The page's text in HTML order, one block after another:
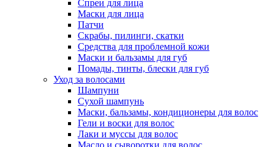
Спреи для лица
Маски для лица
Патчи
Скрабы, пилинги, скатки
Средства для проблемной кожи
Маски и бальзамы для губ
Помады, тинты, блески для губ
Уход за волосами
Шампуни
Сухой шампунь
Маски, бальзамы, кондиционеры для волос
Гели и воски для волос
Лаки и муссы для волос
Масло и сыворотки для волос